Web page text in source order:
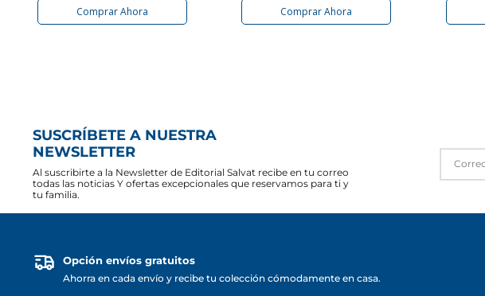
Comprar Ahora Comprar Ahora
SUSCRÍBETE A NUESTRA
NEWSLETTER
Al suscribirte a la Newsletter de Editorial Salvat recibe en tu correo
todas las noticias Y ofertas excepcionales que reservamos para ti y
tu familia.
Opción envíos gratuitos
Ahorra en cada envío y recibe tu colección cómodamente en casa.